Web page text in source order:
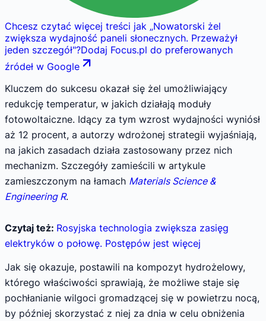
Chcesz czytać więcej treści jak „Nowatorski żel
zwiększa wydajność paneli słonecznych. Przeważył
jeden szczegół"?Dodaj Focus.pl do preferowanych
źródeł w Google
Kluczem do sukcesu okazał się żel umożliwiający
redukcję temperatur, w jakich działają moduły
fotowoltaiczne. Idący za tym wzrost wydajności wyniósł
aż 12 procent, a autorzy wdrożonej strategii wyjaśniają,
na jakich zasadach działa zastosowany przez nich
mechanizm. Szczegóły zamieścili w artykule
zamieszczonym na łamach Materials Science &
Engineering R.
Czytaj też: Rosyjska technologia zwiększa zasięg
elektryków o połowę. Postępów jest więcej
Jak się okazuje, postawili na kompozyt hydrożelowy,
którego właściwości sprawiają, że możliwe staje się
pochłanianie wilgoci gromadzącej się w powietrzu nocą,
by później skorzystać z niej za dnia w celu obniżenia